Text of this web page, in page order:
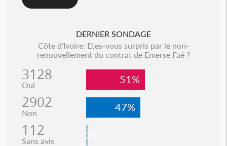
DERNIER SONDAGE
Côte d'Ivoire: Etes-vous surpris par le non-
renouvellement du contrat de Emerse Faé ?
3128
Oui 51%
2902
Non 47%
112
Sans avis 2%